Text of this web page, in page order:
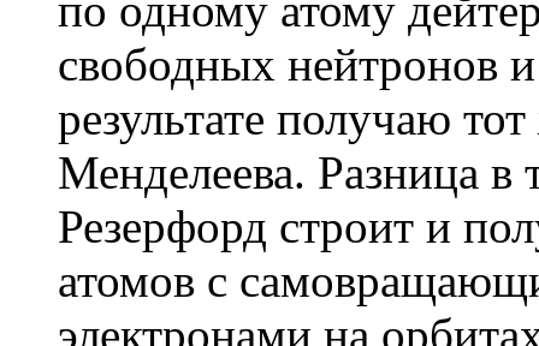
свободных нейтронов
результате получаю
Менделеева. Разница в
Резерфорд строит и
атомов с
электронами на